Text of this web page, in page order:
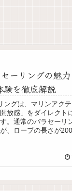
ーリングの魅
験を徹底解説
ングは、マリンアク
放感」をダイレクト
。通常のパラセーリ
、ロープの長さが